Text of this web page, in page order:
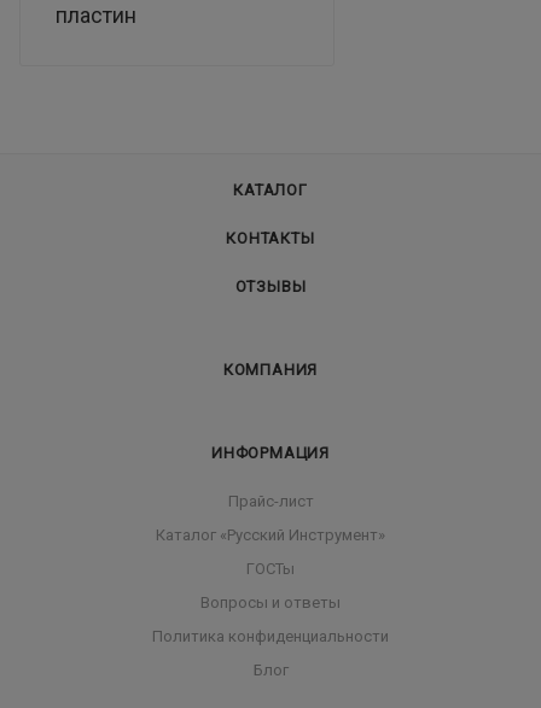
пластин
КАТАЛОГ
КОНТАКТЫ
ОТЗЫВЫ
КОМПАНИЯ
ИНФОРМАЦИЯ
Прайс-лист
Каталог «Русский Инструмент»
ГОСТы
Вопросы и ответы
Политика конфиденциальности
Блог